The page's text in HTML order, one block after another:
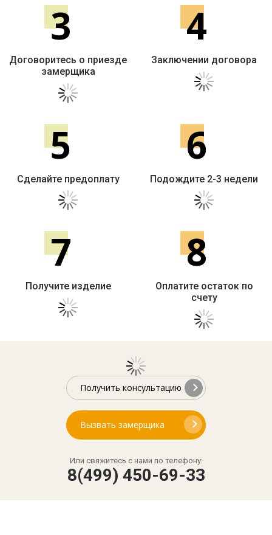
3
Договоритесь о приезде
замерщика
4
Заключении договора
5
Сделайте предоплату
6
Подождите 2-3 недели
7
Получите изделие
8
Оплатите остаток по
счету
Получить консультацию
Вызвать замерщика
Или свяжитесь с нами по телефону:
8(499) 450-69-33